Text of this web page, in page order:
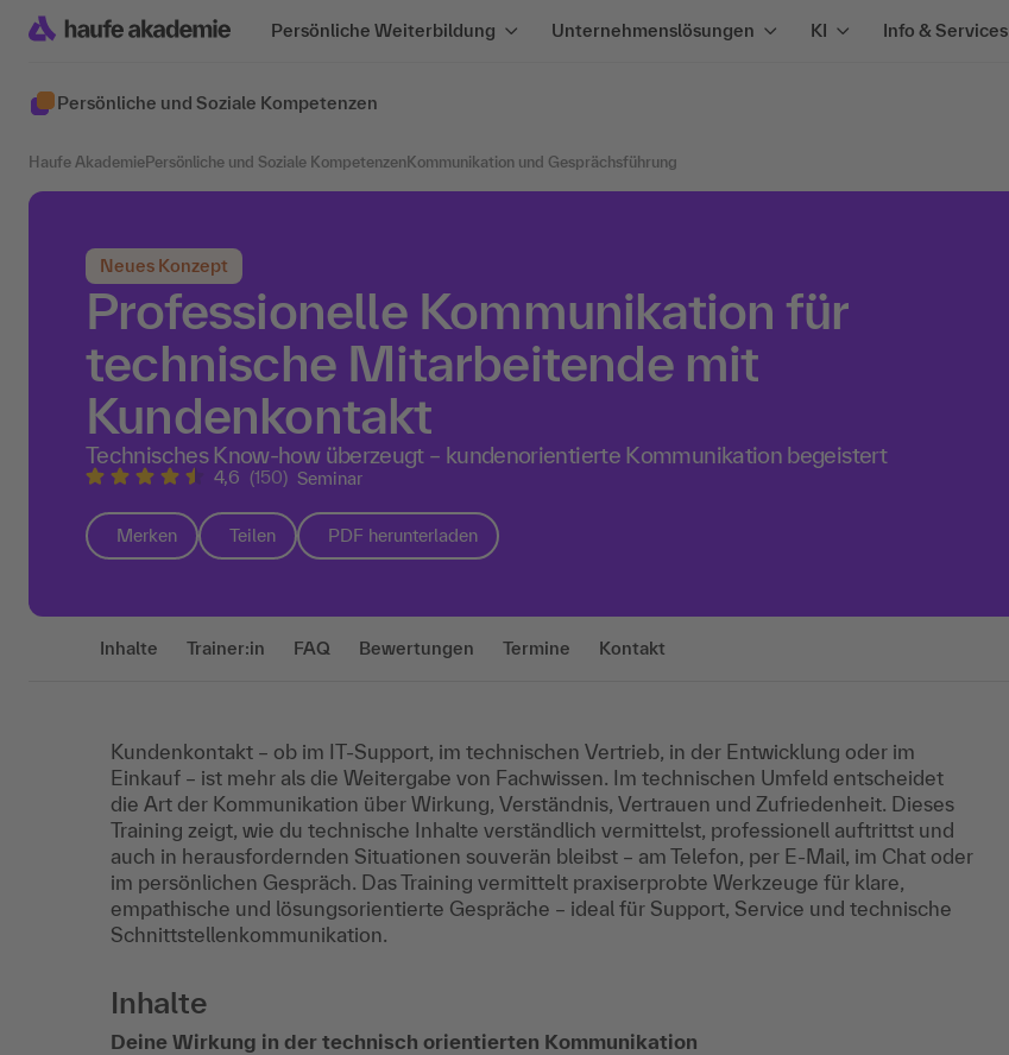
Persönliche Weiterbildung Unternehmenslösungen KI Info & Services
Persönliche und Soziale Kompetenzen
Haufe Akademie Persönliche und Soziale Kompetenzen Kommunikation und Gesprächsführung
Neues Konzept
Professionelle Kommunikation für
technische Mitarbeitende mit
Kundenkontakt
Technisches Know-how überzeugt – kundenorientierte Kommunikation begeistert
4,6 (150) Seminar
Merken Teilen PDF herunterladen
Inhalte Trainer:in FAQ Bewertungen Termine Kontakt
Kundenkontakt – ob im IT-Support, im technischen Vertrieb, in der Entwicklung oder im
Einkauf – ist mehr als die Weitergabe von Fachwissen. Im technischen Umfeld entscheidet
die Art der Kommunikation über Wirkung, Verständnis, Vertrauen und Zufriedenheit. Dieses
Training zeigt, wie du technische Inhalte verständlich vermittelst, professionell auftrittst und
auch in herausfordernden Situationen souverän bleibst – am Telefon, per E-Mail, im Chat oder
im persönlichen Gespräch. Das Training vermittelt praxiserprobte Werkzeuge für klare,
empathische und lösungsorientierte Gespräche – ideal für Support, Service und technische
Schnittstellenkommunikation.
Inhalte
Deine Wirkung in der technisch orientierten Kommunikation